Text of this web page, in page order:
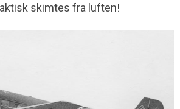
skimtes fra luften!